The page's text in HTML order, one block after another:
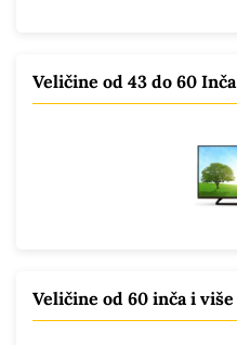
Veličine od 43 do 60 Inča
Veličine od 60 inča i više